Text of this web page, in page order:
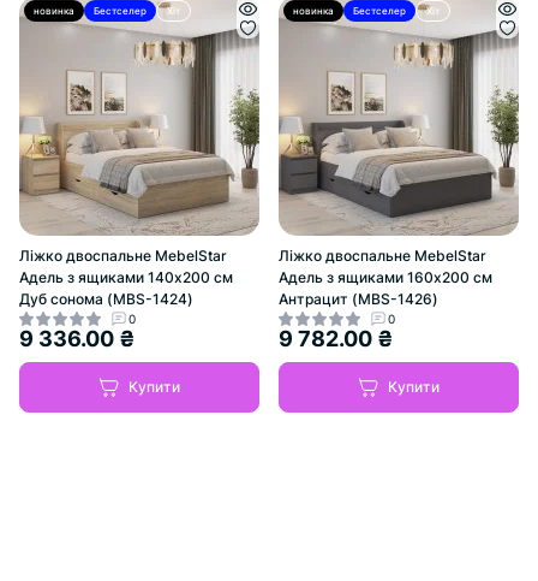
новинка Бестселер Хіт
Ліжко двоспальне MebelStar
Адель з ящиками 140x200 см
Дуб сонома (MBS-1424)
0
9 336.00 ₴
Купити
новинка Бестселер Хіт
Ліжко двоспальне MebelStar
Адель з ящиками 160x200 см
Антрацит (MBS-1426)
0
9 782.00 ₴
Купити